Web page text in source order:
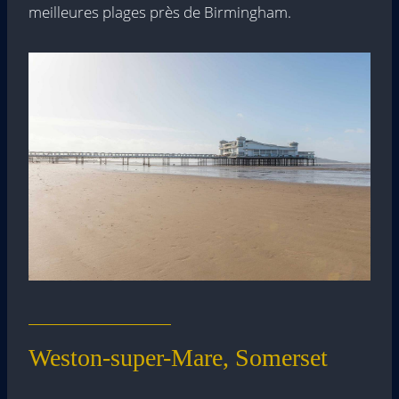
meilleures plages près de Birmingham.
Weston-super-Mare, Somerset